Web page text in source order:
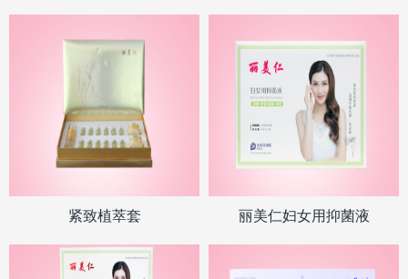
紧致植萃套 丽美仁妇女用抑菌液